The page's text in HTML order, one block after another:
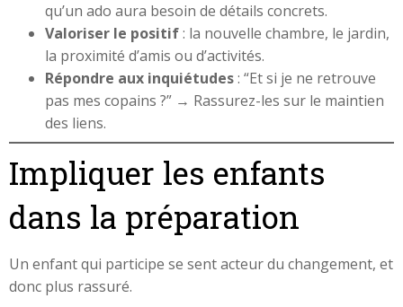
qu’un ado aura besoin de détails concrets.
Valoriser le positif: la nouvelle chambre, le jardin,
la proximité d’amis ou d’activités.
Répondre aux inquiétudes: “Et si je ne retrouve
pas mes copains ?” → Rassurez-les sur le maintien
des liens.
Impliquer les enfants
dans la préparation
Un enfant qui participe se sent acteur du changement, et
donc plus rassuré.